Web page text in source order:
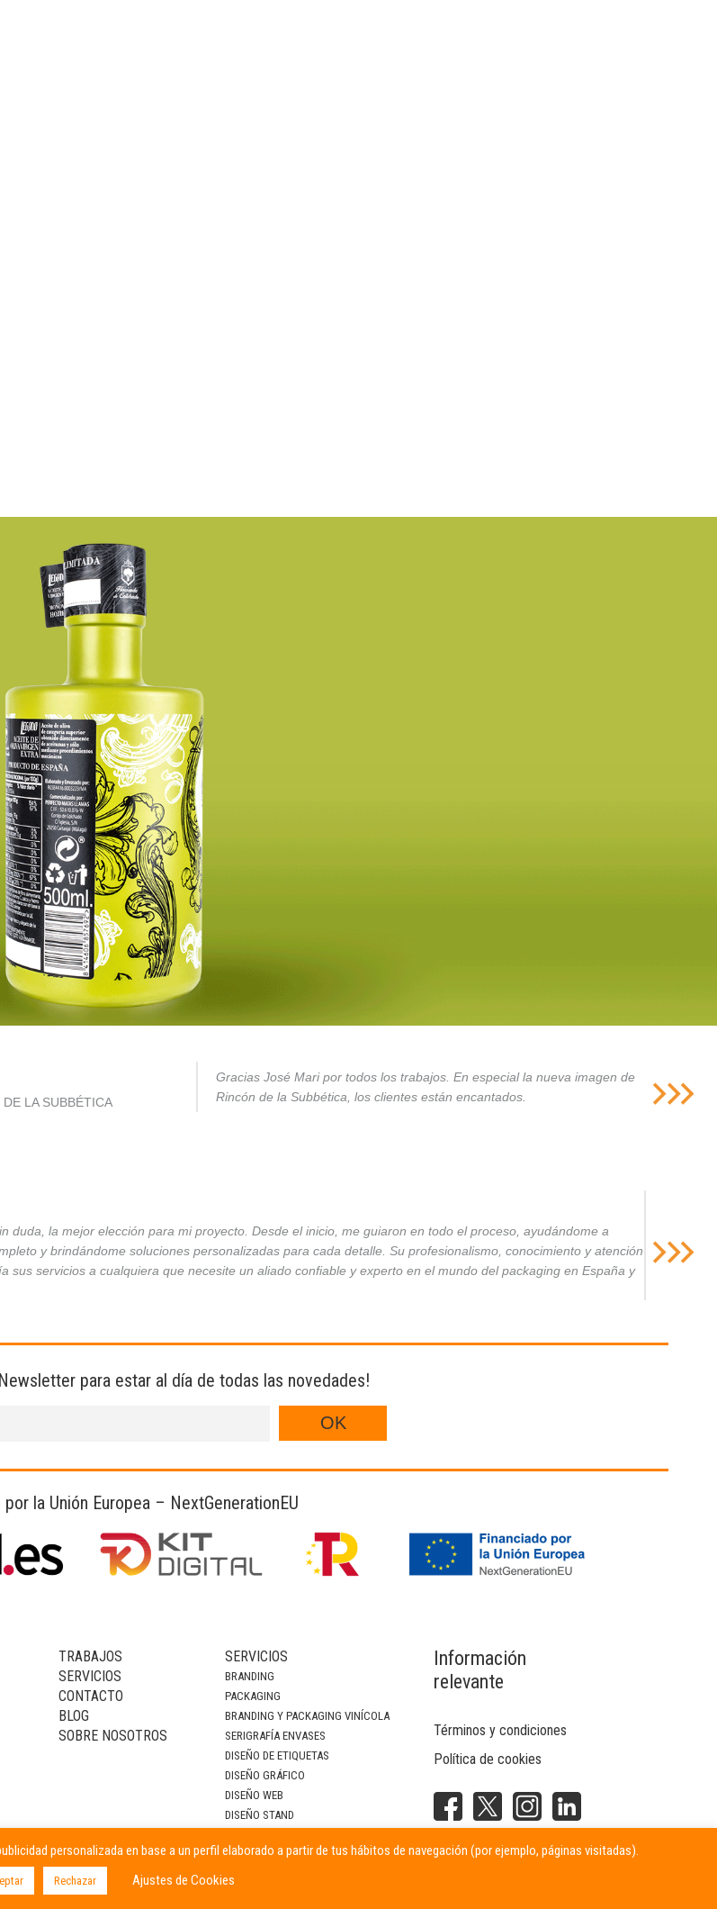
LA SUBBÉTICA
Gracias José Mari por todos los trabajos. En especial la nueva imagen de
Rincón de la Subbética, los clientes están encantados.
duda, la mejor elección para mi proyecto. Desde el inicio, me guiaron en todo el proceso, ayudándome a
y brindándome soluciones personalizadas para cada detalle. Su profesionalismo, conocimiento y atención
sus servicios a cualquiera que necesite un aliado confiable y experto en el mundo del packaging en España y
para estar al día de todas las novedades!
por la Unión Europea – NextGenerationEU
TRABAJOS
SERVICIOS
CONTACTO
BLOG
SOBRE NOSOTROS
SERVICIOS
BRANDING
PACKAGING
BRANDING Y PACKAGING VINÍCOLA
SERIGRAFÍA ENVASES
DISEÑO DE ETIQUETAS
DISEÑO GRÁFICO
DISEÑO WEB
DISEÑO STAND
CAMPAÑAS PUBLICITARIAS
Información
relevante
Términos y condiciones
Política de cookies
personalizada en base a un perfil elaborado a partir de tus hábitos de navegación (por ejemplo, páginas visitadas).
Rechazar Ajustes de Cookies